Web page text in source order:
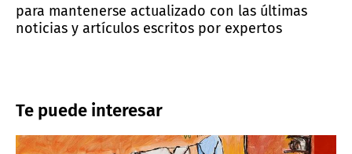
para mantenerse actualizado con las últimas
noticias y artículos escritos por expertos
Te puede interesar